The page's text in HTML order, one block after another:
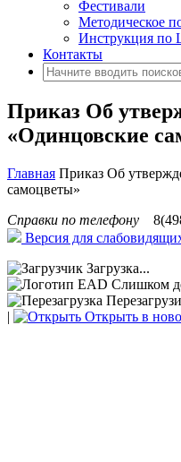
Фестивали
Методическое
Инструкция по
Контакты
Приказ Об
«Одинцовские
Главная Приказ Об
самоцветы»
Справки по телефону
Версия для
Загрузка...
Слишком
|
Открыть в